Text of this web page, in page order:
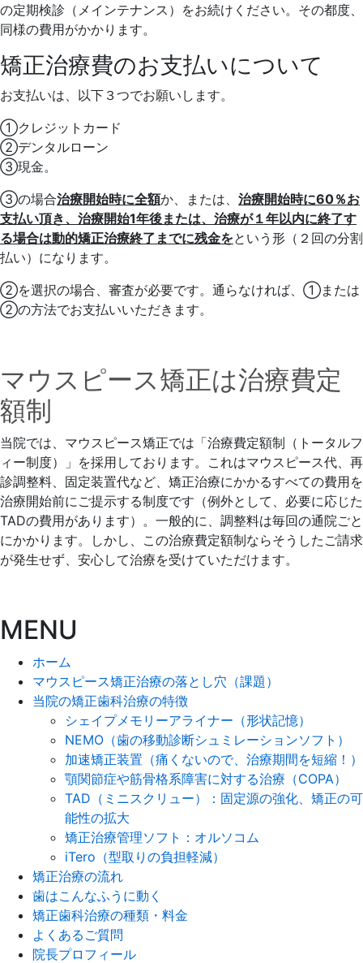
の定期検診（メインテナンス） をお続けください。その都度、
同様の費用がかかります。
矯正治療費のお支払いについて
お支払いは、以下３つでお願いします。
➀クレジットカード
②デンタルローン
③現金。
③の場合治療開始時に全額か、または、 治療開始時に60％お
支払い頂き、治療開始1年後または、 治療が１年以内に終了す
る場合は動的矯正治療終了までに残金をと いう形（２回の分割
払い）になります。
②を選択の場合、審査が必要です。通らなければ、①または
②の方法でお支払いいただきます。
マウスピース矯正は治療費定
額制
当院では、マウスピース矯正では「治療費定額制（ トータルフ
ィー制度）」を採用しております。 これはマウスピース代、再
診調整料、固定装置代など、 矯正治療にかかるすべての費用を
治療開始前にご提示する制度です （例外として、必要に応じた
TADの費用があります）。 一般的に、調整料は毎回の通院ごと
にかかります。しかし、 この治療費定額制ならそうしたご請求
が発生せず、 安心して治療を受けていただけます。
MENU
ホーム
マウスピース矯正治療の落とし穴（課題）
当院の矯正歯科治療の特徴
シェイプメモリーアライナー（形状記憶）
NEMO（歯の移動診断シュミレーションソフト）
加速矯正装置（痛くないので、治療期間を短縮！）
顎関節症や筋骨格系障害に対する治療（COPA）
TAD（ミニスクリュー）：固定源の強化、矯正の可
能性の拡大
矯正治療管理ソフト：オルソコム
iTero（型取りの負担軽減）
矯正治療の流れ
歯はこんなふうに動く
矯正歯科治療の種類・料金
よくあるご質問
院長プロフィール